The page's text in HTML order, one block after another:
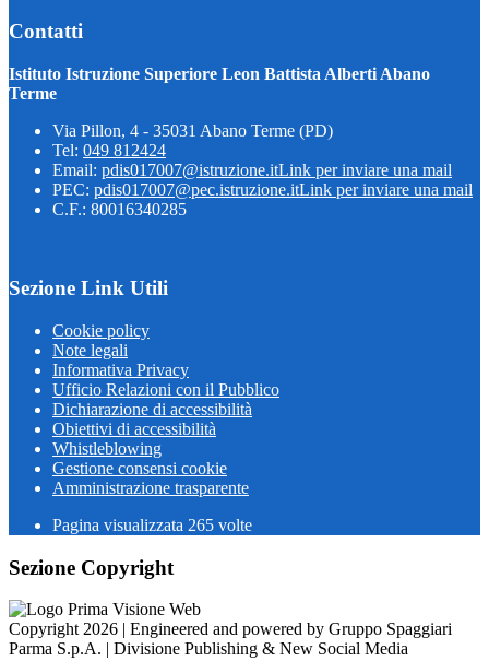
Contatti
Istituto Istruzione Superiore Leon Battista Alberti Abano
Terme
Via Pillon, 4 - 35031 Abano Terme (PD)
Tel: 049 812424
Email: pdis017007@istruzione.itLink per inviare una mail
PEC: pdis017007@pec.istruzione.itLink per inviare una mail
C.F.: 80016340285
Sezione Link Utili
Cookie policy
Note legali
Informativa Privacy
Ufficio Relazioni con il Pubblico
Dichiarazione di accessibilità
Obiettivi di accessibilità
Whistleblowing
Gestione consensi cookie
Amministrazione trasparente
Pagina visualizzata 265 volte
Sezione Copyright
Copyright 2026 | Engineered and powered by Gruppo Spaggiari
Parma S.p.A. | Divisione Publishing & New Social Media